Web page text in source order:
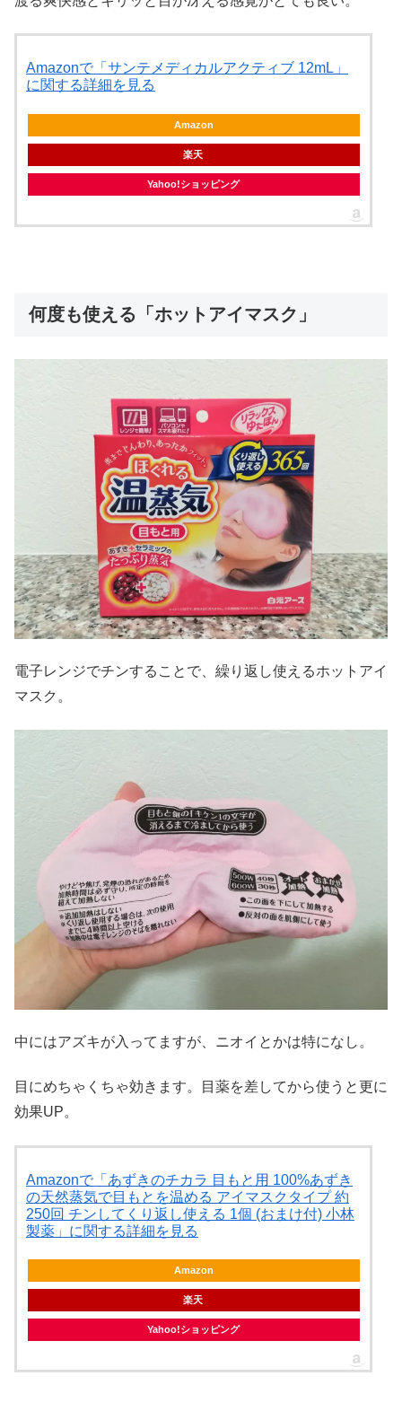
Amazonで「サンテメディカルアクティブ 12mL」
に関する詳細を見る
Amazon
楽天
Yahoo!ショッピング
何度も使える「ホットアイマスク」
電子レンジでチンすることで、繰り返し使えるホットアイ
マスク。
中にはアズキが入ってますが、ニオイとかは特になし。
目にめちゃくちゃ効きます。目薬を差してから使うと更に
効果UP。
Amazonで「あずきのチカラ 目もと用 100%あずき
の天然蒸気で目もとを温める アイマスクタイプ 約
250回 チンしてくり返し使える 1個 (おまけ付) 小林
製薬」に関する詳細を見る
Amazon
楽天
Yahoo!ショッピング